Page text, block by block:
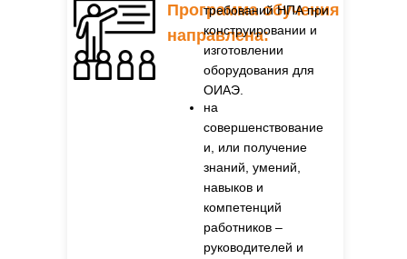
на
совершенствование
и, или получение
знаний, умений,
навыков и
компетенций
работников –
руководителей и
Программа обучения
направлена:
требований НПА при
конструировании и
изготовлении
оборудования для
ОИАЭ.